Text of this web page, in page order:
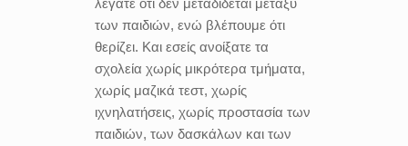
λέγατε ότι δεν μεταδίδεται μεταξύ
των παιδιών, ενώ βλέπουμε ότι
θερίζει. Και εσείς ανοίξατε τα
σχολεία χωρίς μικρότερα τμήματα,
χωρίς μαζικά τεστ, χωρίς
ιχνηλατήσεις, χωρίς προστασία των
παιδιών, των δασκάλων και των